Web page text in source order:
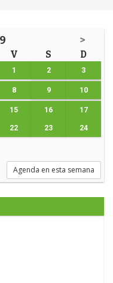
>
V S D
1 2 3
8 9 10
15 16 17
22 23 24
Agenda en esta semana